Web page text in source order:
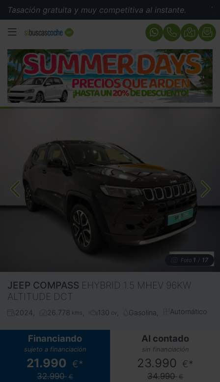
gratuita y muy competitiva al instante.
MENÚ
Foto 1 / 17
JEEP COMPASS EHYBRID 1.5 MHEV 96KW
ALTITUDE DCT
2024 26.778 kms 130 cv Gasolina Automático
Financiando
sujeto a financiación
21.990 €*
32.990 €
Al contado
sin financiación
23.990 €*
34.990 €